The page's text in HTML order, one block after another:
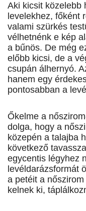
Aki kicsit közelebb
levelekhez, főként
valami szürkés
vélhetnénk e kép
a bűnös. De még
előbb kicsi, de a
csupán álhernyó.
hanem egy
pontosabban a
Őkelme a
dolga, hogy a
közepén a talajba
következő
egycentis légyhez
levéldarázsformát
a petéit a
kelnek ki,